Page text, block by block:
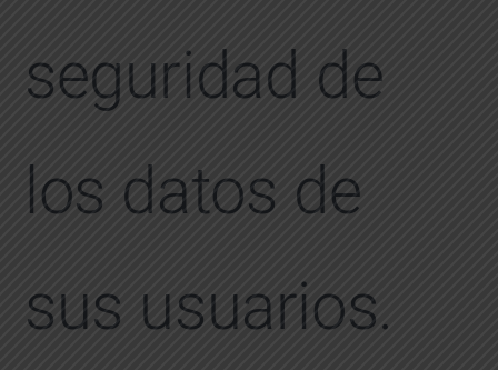
seguridad de
los datos de
sus usuarios.